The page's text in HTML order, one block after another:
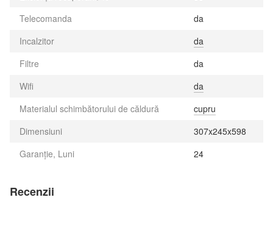
Telecomanda
da
Incalzitor
da
Filtre
da
Wifi
da
Materialul schimbătorului de căldură
cupru
Dimensiuni
307x245x598
Garanție, Luni
24
Recenzii